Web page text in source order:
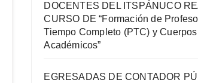
DOCENTES DEL ITSPÁNUCO
CURSO DE “Formación de
Tiempo Completo (PTC) y Cuerpos
Académicos”
EGRESADAS DE CONTADOR